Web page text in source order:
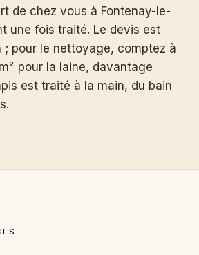
de chez vous à Fontenay-le-
une fois traité. Le devis est
pour le nettoyage, comptez à
pour la laine, davantage
est traité à la main, du bain